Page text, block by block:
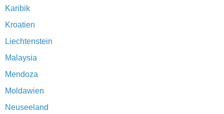
Karibik
Kroatien
Liechtenstein
Malaysia
Mendoza
Moldawien
Neuseeland